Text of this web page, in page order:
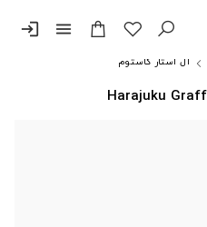
menu
login
آل استار کاستوم